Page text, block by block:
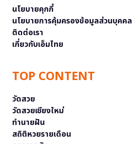
นโยบายคุกกี้
นโยบายการคุ้มครองข้อมูลส่วนบุคคล
ติดต่อเรา
เกี่ยวกับเอ็มไทย
TOP CONTENT
วัดสวย
วัดสวยเชียงใหม่
ทำนายฝัน
สถิติหวยรายเดือน